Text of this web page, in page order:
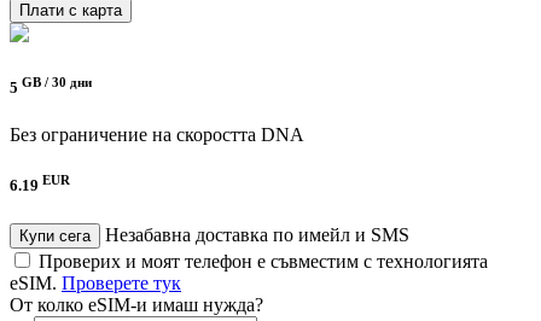
Плати с карта
5 GB / 30 дни
Без ограничение на скоростта DNA
6.19 EUR
Купи сега
Незабавна доставка по имейл и SMS
Проверих и моят телефон е съвместим с технологията
eSIM. Проверете тук
От колко eSIM-и имаш нужда?